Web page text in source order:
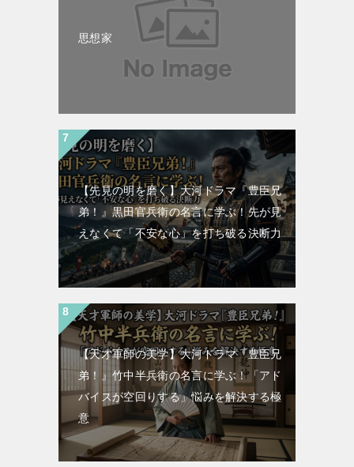
思想家
【先見の明を磨く】大河ドラマ『豊臣兄
弟！』黒田官兵衛の名言に学ぶ！先が見
えなくて「不安な心」を打ち破る決断力
【天才軍師の美学】大河ドラマ『豊臣兄
弟！』竹中半兵衛の名言に学ぶ！「アド
バイスが空回りする」悩みを解決する極
意